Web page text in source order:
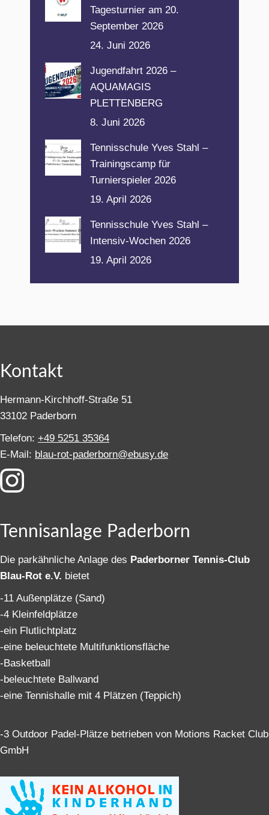
Tagesturnier am 20.
September 2026
24. Juni 2026
Jugendfahrt 2026 –
AQUAMAGIS
PLETTENBERG
8. Juni 2026
Tennisschule Yves Stahl –
Trainingscamp für
Turnierspieler 2026
19. April 2026
Tennisschule Yves Stahl –
Intensiv-Wochen 2026
19. April 2026
Kontakt
Hermann-Kirchhoff-Straße 51
33102 Paderborn
Telefon: +49 5251 35364
E-Mail: blau-rot-paderborn@ebusy.de
Tennisanlage Paderborn
Die parkähnliche Anlage des Paderborner Tennis-Club
Blau-Rot e.V. bietet
-11 Außenplätze (Sand)
-4 Kleinfeldplätze
-ein Flutlichtplatz
-eine beleuchtete Multifunktionsfläche
-Basketball
-beleuchtete Ballwand
-eine Tennishalle mit 4 Plätzen (Teppich)
-3 Outdoor Padel-Plätze betrieben von Motions Racket Club
GmbH